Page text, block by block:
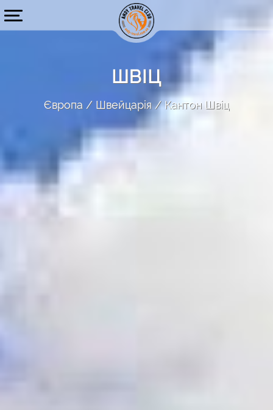
ШВІЦ
Європа Швейцарія Кантон Швіц